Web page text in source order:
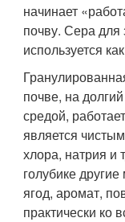
начинает
почву. Сера для
используется
почве, на
средой,
является
хлора, натрия и
голубике
ягод, аромат,
практически ко